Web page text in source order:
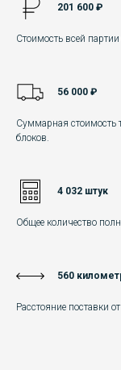
201 600 ₽
Стоимость всей партии
56 000 ₽
Суммарная стоимость
блоков.
4 032 штук
Общее количество
560
Расстояние поставки